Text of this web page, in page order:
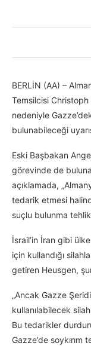
BERLİN (AA) –
Temsilcisi
nedeniyle
bulunabileceği
Eski Başbakan
görevinde de
açıklamada,
tedarik etmesi
suçlu bulunma
İsrail’in İran gibi
için kullandığı
getiren Heusgen,
„Ancak Gazze
kullanılabilecek
Bu tedarikler
Gazze’de